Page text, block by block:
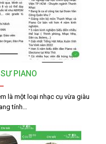
PIANO
là một loại nhạc cụ vừa giàu
tính…